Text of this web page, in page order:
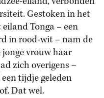
Gestoken in het
Tonga – een
in rood-wit – nam de
vrouw haar
zich overigens –
tijdje geleden
Dat wel.